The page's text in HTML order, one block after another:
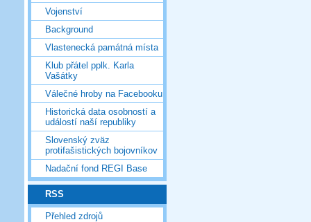
Vojenství
Background
Vlastenecká památná místa
Klub přátel pplk. Karla
Vašátky
Válečné hroby na Facebooku
Historická data osobností a
událostí naší republiky
Slovenský zväz
protifašistických bojovníkov
Nadační fond REGI Base
RSS
Přehled zdrojů